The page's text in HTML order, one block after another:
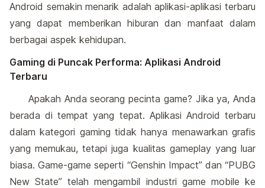
Android semakin menarik adalah aplikasi-aplikasi terbaru
yang dapat memberikan hiburan dan manfaat dalam
berbagai aspek kehidupan.
Gaming di Puncak Performa: Aplikasi Android
Terbaru
Apakah Anda seorang pecinta game? Jika ya, Anda
berada di tempat yang tepat. Aplikasi Android terbaru
dalam kategori gaming tidak hanya menawarkan grafis
yang memukau, tetapi juga kualitas gameplay yang luar
biasa. Game-game seperti “Genshin Impact” dan “PUBG
New State” telah mengambil industri game mobile ke